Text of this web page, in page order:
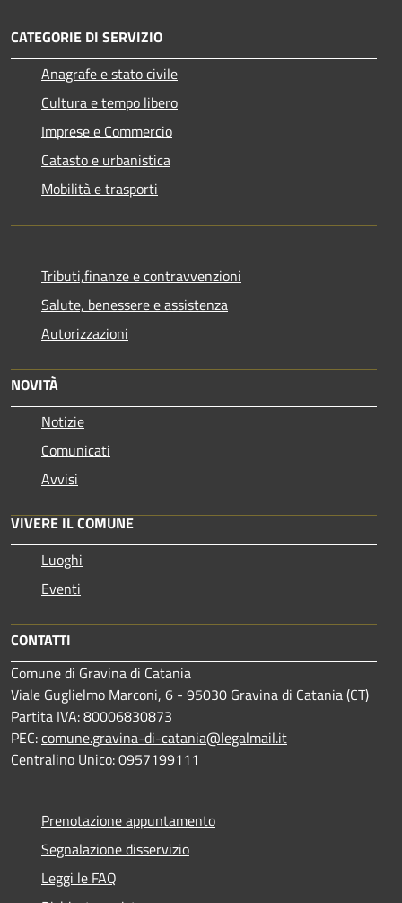
CATEGORIE DI SERVIZIO
Anagrafe e stato civile
Cultura e tempo libero
Imprese e Commercio
Catasto e urbanistica
Mobilità e trasporti
Tributi,finanze e contravvenzioni
Salute, benessere e assistenza
Autorizzazioni
NOVITÀ
Notizie
Comunicati
Avvisi
VIVERE IL COMUNE
Luoghi
Eventi
CONTATTI
Comune di Gravina di Catania
Viale Guglielmo Marconi, 6 - 95030 Gravina di Catania (CT)
Partita IVA: 80006830873
PEC:comune.gravina-di-catania@legalmail.it
Centralino Unico: 0957199111
Prenotazione appuntamento
Segnalazione disservizio
Leggi le FAQ